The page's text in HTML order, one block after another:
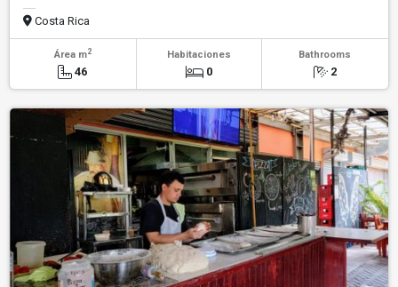
Costa Rica
Área m2
46
Habitaciones
0
Bathrooms
2